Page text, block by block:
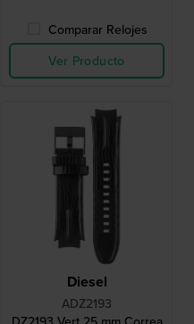
Comparar Relojes
Ver Producto
Diesel
ADZ2193